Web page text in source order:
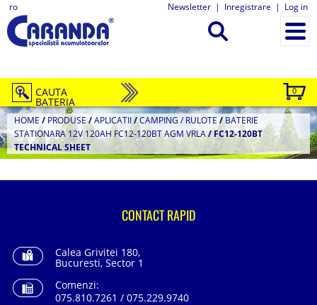
ro Newsletter | Inregistrare | Log in
0
CAUTA
BATERIA
HOME / PRODUSE/APLICATII/CAMPING / RULOTE /BATERIE
STATIONARA 12V 120AH FC12-120BT AGM VRLA/FC12-120BT
TECHNICAL SHEET
CONTACT RAPID
Calea Grivitei 180,
Bucuresti, Sector 1
Comenzi:
075.810.7261 / 075.229.9740